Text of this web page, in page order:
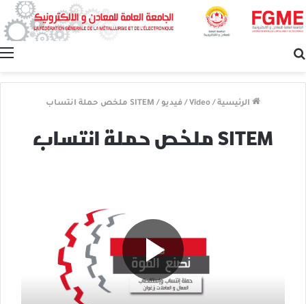
الرئيسية /
Video
/ فيديو / SITEM ملخص حملة انتساب
SITEM ملخص حملة انتساب